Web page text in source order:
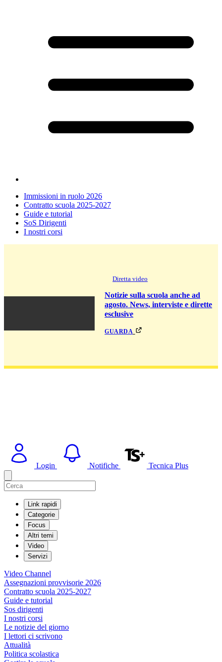
Immissioni in ruolo 2026
Contratto scuola 2025-2027
Guide e tutorial
SoS Dirigenti
I nostri corsi
Diretta video
Notizie sulla scuola anche ad
agosto. News, interviste e dirette
esclusive
guarda
Login Notifiche Tecnica Plus
Link rapidi
Categorie
Focus
Altri temi
Video
Servizi
Video Channel
Assegnazioni provvisorie 2026
Contratto scuola 2025-2027
Guide e tutorial
Sos dirigenti
I nostri corsi
Le notizie del giorno
I lettori ci scrivono
Attualità
Politica scolastica